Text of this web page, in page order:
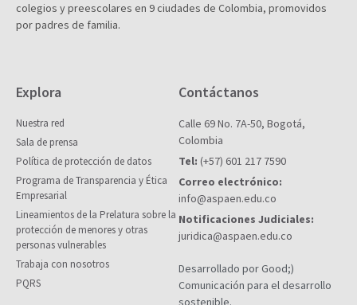
colegios y preescolares en 9 ciudades de Colombia, promovidos
por padres de familia.
Explora
Nuestra red
Sala de prensa
Política de protección de datos
Programa de Transparencia y Ética
Empresarial
Lineamientos de la Prelatura sobre la
protección de menores y otras
personas vulnerables
Trabaja con nosotros
PQRS
Contáctanos
Calle 69 No. 7A-50, Bogotá,
Colombia
Tel: (+57) 601 217 7590
Correo electrónico:
info@aspaen.edu.co
Notificaciones Judiciales:
juridica@aspaen.edu.co
Desarrollado por Good;)
Comunicación para el desarrollo
sostenible.